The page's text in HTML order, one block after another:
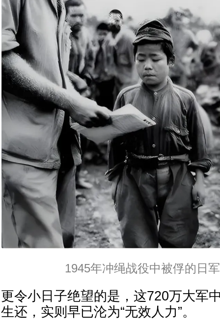
1945年冲绳战役中被俘的日
更令小日子绝望的是，这720万大军
生还，实则早已沦为“无效人力”。